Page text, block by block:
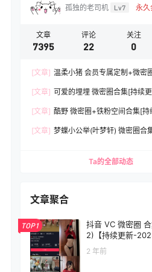
孤独的老司机 Lv7 永久
文章
7395
评论
22
关注
0
[文章] 温柔小猪 会员专属定制+微密
[文章] 可爱的埋埋 微密圈合集[持续
[文章] 酷野 微密圈+铁粉空间合集[持
[文章] 梦蝶小公举(叶梦轩) 微密圈合
Ta的全部动态
文章聚合
TOP1
抖音 VC 微密圈
2)【持续更新-
2 年前